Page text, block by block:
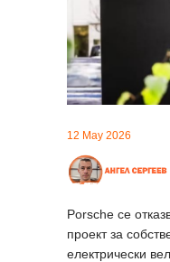
12 May 2026
Porsche се
проект за
електрически